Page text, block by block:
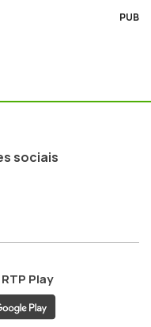
PUB
sociais
RTP Play